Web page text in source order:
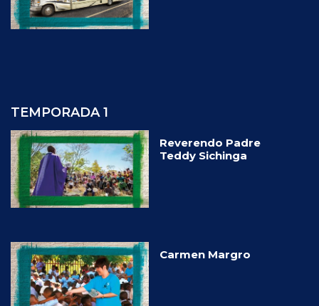
TEMPORADA 1
Reverendo Padre
Teddy Sichinga
Carmen Margro